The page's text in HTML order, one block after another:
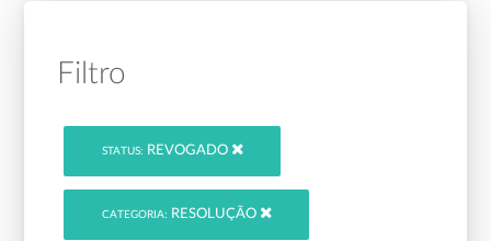
Filtro
STATUS: REVOGADO
CATEGORIA: RESOLUÇÃO